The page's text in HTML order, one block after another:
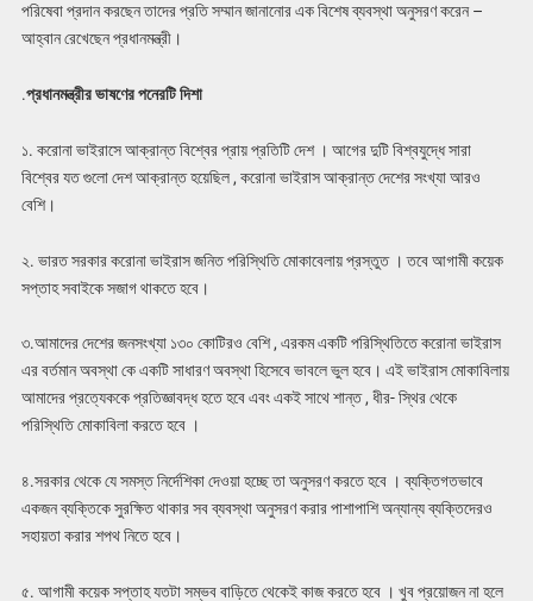
পরিষেবা প্রদান করছেন তাদের প্রতি সম্মান জানানোর এক বিশেষ ব্যবস্থা অনুসরণ করেন –
আহ্বান রেখেছেন প্রধানমন্ত্রী।
.প্রধানমন্ত্রীর ভাষণের পনেরটি দিশা
১. করোনা ভাইরাসে আক্রান্ত বিশ্বের প্রায় প্রতিটি দেশ । আগের দুটি বিশ্বযুদ্ধে সারা
বিশ্বের যত গুলো দেশ আক্রান্ত হয়েছিল , করোনা ভাইরাস আক্রান্ত দেশের সংখ্যা আরও
বেশি।
২. ভারত সরকার করোনা ভাইরাস জনিত পরিস্থিতি মোকাবেলায় প্রস্তুত । তবে আগামী কয়েক
সপ্তাহ সবাইকে সজাগ থাকতে হবে।
৩.আমাদের দেশের জনসংখ্যা ১৩০ কোটিরও বেশি , এরকম একটি পরিস্থিতিতে করোনা ভাইরাস
এর বর্তমান অবস্থা কে একটি সাধারণ অবস্থা হিসেবে ভাবলে ভুল হবে। এই ভাইরাস মোকাবিলায়
আমাদের প্রত্যেককে প্রতিজ্ঞাবদ্ধ হতে হবে এবং একই সাথে শান্ত , ধীর- স্থির থেকে
পরিস্থিতি মোকাবিলা করতে হবে ।
৪.সরকার থেকে যে সমস্ত নির্দেশিকা দেওয়া হচ্ছে তা অনুসরণ করতে হবে । ব্যক্তিগতভাবে
একজন ব্যক্তিকে সুরক্ষিত থাকার সব ব্যবস্থা অনুসরণ করার পাশাপাশি অন্যান্য ব্যক্তিদেরও
সহায়তা করার শপথ নিতে হবে।
৫. আগামী কয়েক সপ্তাহ যতটা সম্ভব বাড়িতে থেকেই কাজ করতে হবে । খুব প্রয়োজন না হলে